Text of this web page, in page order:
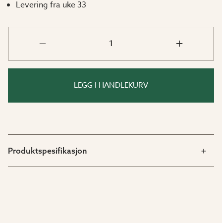
Levering fra uke 33
LEGG I HANDLEKURV
Produktspesifikasjon